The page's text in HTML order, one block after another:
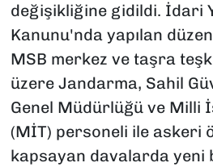
değişikliğine gidildi. İdari
Kanunu'nda yapılan
MSB merkez ve taşra
üzere Jandarma, Sahil
Genel Müdürlüğü ve Milli
(MİT) personeli ile askeri
kapsayan davalarda yeni